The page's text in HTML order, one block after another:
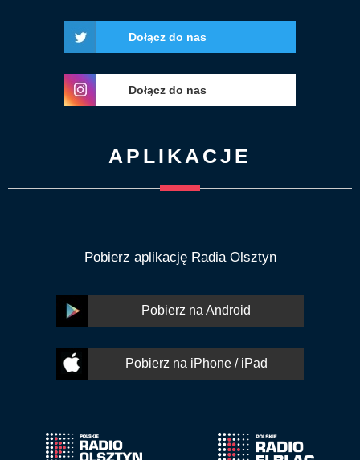
Dołącz do nas
Dołącz do nas
APLIKACJE
Pobierz aplikację Radia Olsztyn
Pobierz na Android
Pobierz na iPhone / iPad